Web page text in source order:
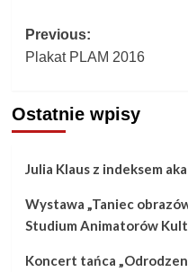
Post
navigation
Previous:
Plakat PLAM 2016
Ostatnie wpisy
Julia Klaus z indeksem
Wystawa „Taniec
Studium Animatorów
Koncert tańca